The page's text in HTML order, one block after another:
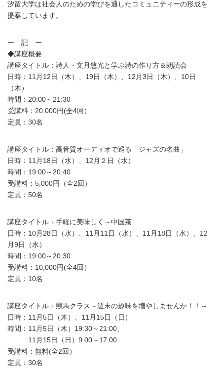
汐留大学は社会人のための学びを通したコミュニティーの形成を
提案しています。
ー 記 ー
◆講座概要
講座タイトル：詩人・文月悠光と学ぶ詩の作り方＆朗読会
日時：11月12日（木）、19日（木）、12月3日（木）、10日
（木）
時間：20:00～21:30
受講料：20,000円(全4回）
定員：30名
講座タイトル：高音質オーディオで巡る「ジャズの名曲」
日時：11月18日（水）、12月２日（水）
時間：19:00～20:40
受講料：5,000円（全2回）
定員：50名
講座タイトル：手軽に美味しく～中国茶
日時：10月28日（水）、11月11日（水）、11月18日（水）、12
月9日（水）
時間：19:00～20:30
受講料：10,000円(全4回）
定員：10名
講座タイトル：競馬クラス～週末の趣味を増やしませんか！！～
日時：11月5日（木）、11月15日（日）
時間：11月5日（木）19:30～21:00、
11月15日（日）9:00～17:00
受講料：無料(全2回）
定員：30名